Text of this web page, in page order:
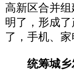
高新区合并
明了，形成
了，手机、家
统筹城